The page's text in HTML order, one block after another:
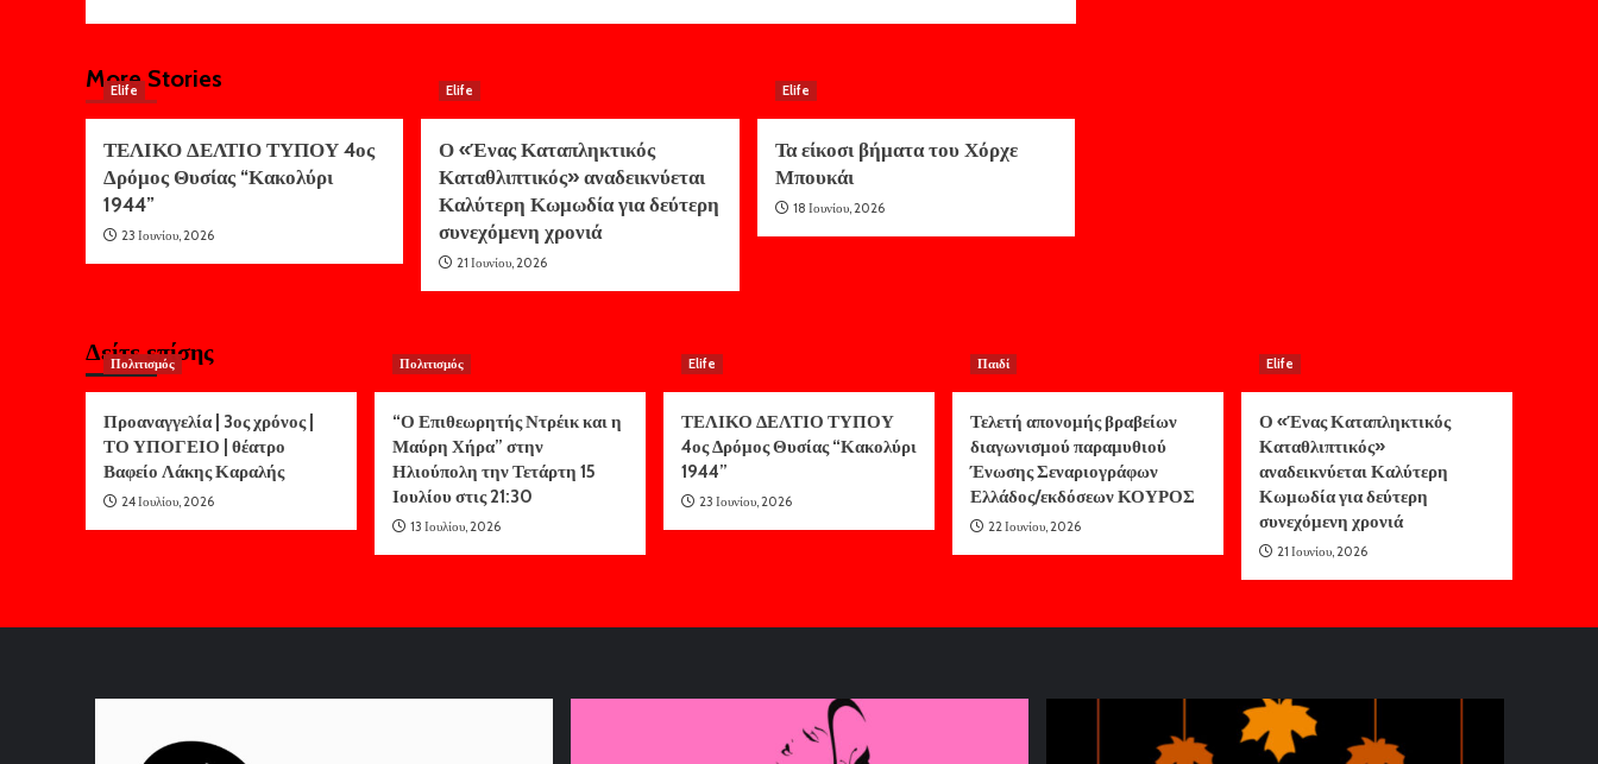
More Stories
Elife
ΤΕΛΙΚΟ ΔΕΛΤΙΟ ΤΥΠΟΥ 4ος
Δρόμος Θυσίας “Κακολύρι
1944”
23 Ιουνίου, 2026
Elife
Ο «Ένας Καταπληκτικός
Καταθλιπτικός» αναδεικνύεται
Καλύτερη Κωμωδία για δεύτερη
συνεχόμενη χρονιά
21 Ιουνίου, 2026
Elife
Τα είκοσι βήματα του Χόρχε
Μπουκάι
18 Ιουνίου, 2026
Δείτε επίσης
Πολιτισμός
Προαναγγελία | 3ος χρόνος |
ΤΟ ΥΠΟΓΕΙΟ | θέατρο
Βαφείο Λάκης Καραλής
24 Ιουλίου, 2026
Πολιτισμός
“Ο Επιθεωρητής Ντρέικ και η
Μαύρη Χήρα” στην
Ηλιούπολη την Τετάρτη 15
Ιουλίου στις 21:30
13 Ιουλίου, 2026
Elife
ΤΕΛΙΚΟ ΔΕΛΤΙΟ ΤΥΠΟΥ
4ος Δρόμος Θυσίας “Κακολύρι
1944”
23 Ιουνίου, 2026
Παιδί
Τελετή απονομής βραβείων
διαγωνισμού παραμυθιού
Ένωσης Σεναριογράφων
Ελλάδος/εκδόσεων ΚΟΥΡΟΣ
22 Ιουνίου, 2026
Elife
Ο «Ένας Καταπληκτικός
Καταθλιπτικός»
αναδεικνύεται Καλύτερη
Κωμωδία για δεύτερη
συνεχόμενη χρονιά
21 Ιουνίου, 2026